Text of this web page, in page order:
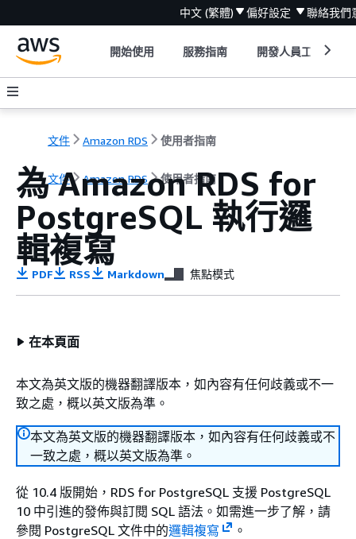
中文 (繁體) 偏好設定 聯絡我們
開始使用 服務指南 開發人員工具
文件 Amazon RDS 使用者指南
文件 Amazon RDS 使用者指南
為 Amazon RDS for
PostgreSQL 執行邏
輯複寫
PDF RSS Markdown 焦點模式
在本頁面
本文為英文版的機器翻譯版本，如內容有任何歧義或不一
致之處，概以英文版為準。
本文為英文版的機器翻譯版本，如內容有任何歧義或不
一致之處，概以英文版為準。
從 10.4 版開始，RDS for PostgreSQL 支援 PostgreSQL
10 中引進的發佈與訂閱 SQL 語法。如需進一步了解，請
參閱 PostgreSQL 文件中的邏輯複寫 。